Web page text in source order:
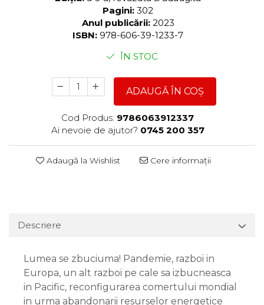
Pagini: 302
Anul publicării: 2023
ISBN: 978-606-39-1233-7
ÎN STOC
ADAUGĂ ÎN COȘ
Cod Produs: 9786063912337
Ai nevoie de ajutor? 0745 200 357
Adaugă la Wishlist Cere informații
Descriere
Lumea se zbuciuma! Pandemie, razboi in
Europa, un alt razboi pe cale sa izbucneasca
in Pacific, reconfigurarea comertului mondial
in urma abandonarii resurselor energetice